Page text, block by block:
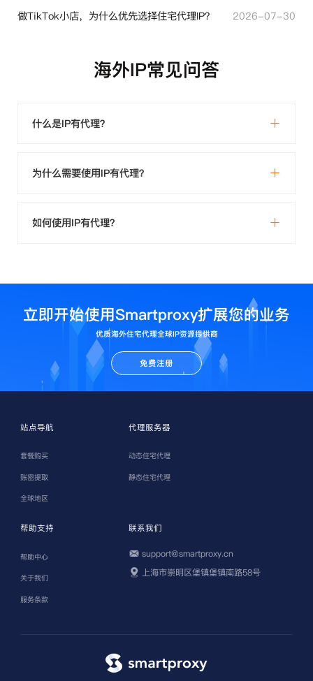
做TikTok小店，为什么优先选择住宅代理IP？
2026-07-30
海外IP常见问答
什么是IP有代理？
为什么需要使用IP有代理？
如何使用IP有代理？
立即开始使用Smartproxy扩展您的业务
优质海外住宅代理全球IP资源提供商
免费注册
站点导航
套餐购买
账密提取
全球地区
代理服务器
动态住宅代理
静态住宅代理
帮助支持
帮助中心
关于我们
服务条款
联系我们
support@smartproxy.cn
上海市崇明区堡镇堡镇南路58号